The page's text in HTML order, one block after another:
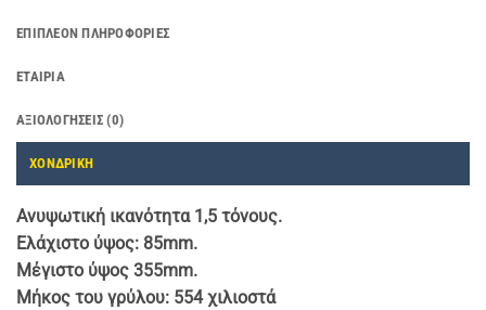
ΕΠΙΠΛΈΟΝ ΠΛΗΡΟΦΟΡΊΕΣ
ΕΤΑΙΡΊΑ
ΑΞΙΟΛΟΓΉΣΕΙΣ (0)
ΧΟΝΔΡΙΚΗ
Ανυψωτική ικανότητα 1,5 τόνους.
Ελάχιστο ύψος: 85mm.
Μέγιστο ύψος 355mm.
Μήκος του γρύλου: 554 χιλιοστά